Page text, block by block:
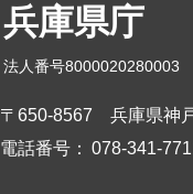
兵庫県庁
法人番号8000020280003
〒650-8567
兵庫県神
電話番号： 078-341-